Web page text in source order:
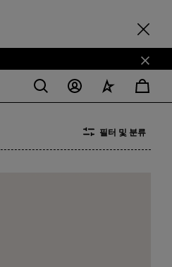
필터 및 분류